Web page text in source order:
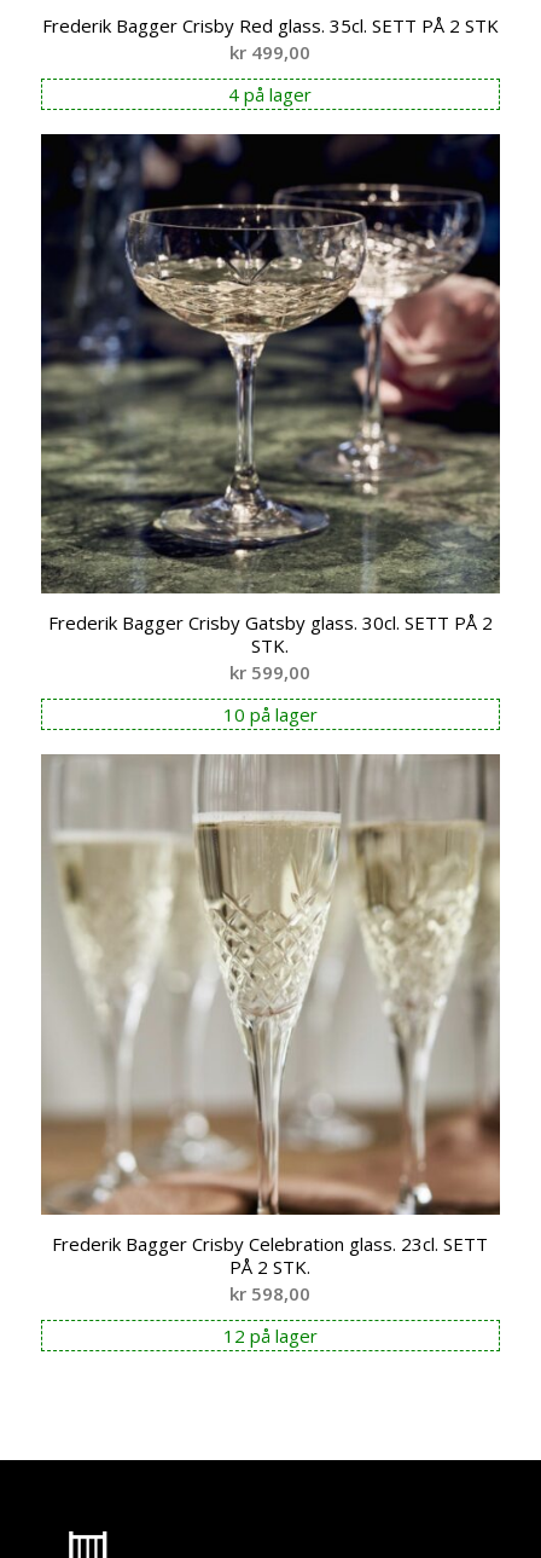
Frederik Bagger Crisby Red glass. 35cl. SETT PÅ 2 STK
kr 499,00
4 på lager
Frederik Bagger Crisby Gatsby glass. 30cl. SETT PÅ 2
STK.
kr 599,00
10 på lager
Frederik Bagger Crisby Celebration glass. 23cl. SETT
PÅ 2 STK.
kr 598,00
12 på lager